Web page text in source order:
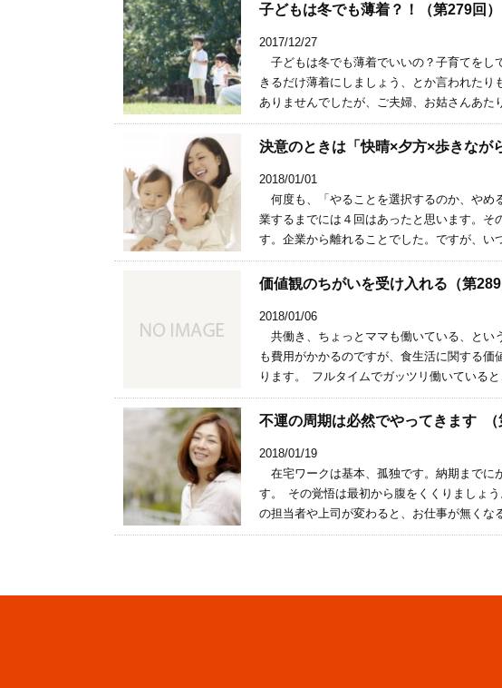
子どもは冬でも薄着？！（第279回）
2017/12/27
子どもは冬でも薄着でいいの？子育てをし
きるだけ薄着にしましょう、とか言われた
ありませんでしたが、ご夫婦、お姑さんあ
決意のときは「快晴×夕方×歩きなが
2018/01/01
何度も、「やることを選択するのか、やめ
業するまでには４回はあったと思います。
す。企業から離れることでした。ですが、
価値観のちがいを受け入れる（第
2018/01/06
共働き、ちょっとママも働いている、とい
も費用がかかるのですが、食生活に関する
ります。 フルタイムでガッツリ働いている
不運の周期は必然でやってきます （
2018/01/19
在宅ワークは基本、孤独です。納期までに
す。 その覚悟は最初から腹をくくりましょ
の担当者や上司が変わると、お仕事が無く